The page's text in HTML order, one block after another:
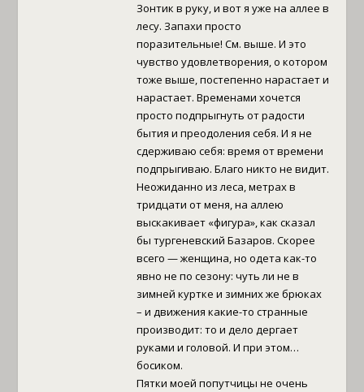
Зонтик в руку, и вот я уже на аллее в
лесу. Запахи просто
поразительные! См. выше. И это
чувство удовлетворения, о котором
тоже выше, постепенно нарастает и
нарастает. Временами хочется
просто подпрыгнуть от радости
бытия и преодоления себя. И я не
сдерживаю себя: время от времени
подпрыгиваю. Благо никто не видит.
Неожиданно из леса, метрах в
тридцати от меня, на аллею
выскакивает «фигура», как сказал
бы тургеневский Базаров. Скорее
всего — женщина, но одета как-то
явно не по сезону: чуть ли не в
зимней куртке и зимних же брюках
– и движения какие-то странные
производит: то и дело дергает
руками и головой. И при этом…
босиком.
Пятки моей попутчицы не очень